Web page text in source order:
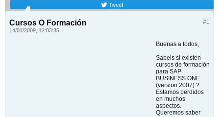
Tweet
#1
Cursos O Formación
14/01/2009, 12:03:35
Buenas a todos,
Sabeis si existen
cursos de formación
para SAP
BUSINESS ONE
(version 2007) ?
Estamos perdidos
en muchos
aspectos.
Queremos saber